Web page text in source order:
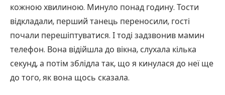
кожною хвилиною. Минуло понад годину. Тости
відкладали, перший танець переносили, гості
почали перешіптуватися. І тоді задзвонив мамин
телефон. Вона відійшла до вікна, слухала кілька
секунд, а потім зблідла так, що я кинулася до неї ще
до того, як вона щось сказала.